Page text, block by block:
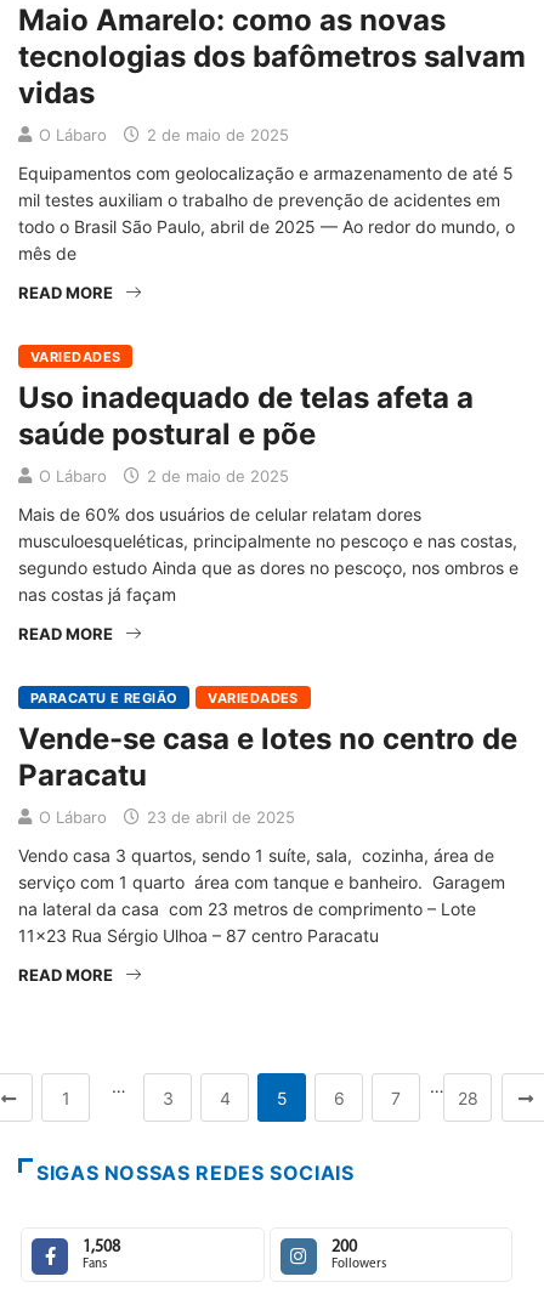
Maio Amarelo: como as novas
tecnologias dos bafômetros salvam
vidas
O Lábaro 2 de maio de 2025
Equipamentos com geolocalização e armazenamento de até 5
mil testes auxiliam o trabalho de prevenção de acidentes em
todo o Brasil São Paulo, abril de 2025 — Ao redor do mundo, o
mês de
READ MORE
VARIEDADES
Uso inadequado de telas afeta a
saúde postural e põe
O Lábaro 2 de maio de 2025
Mais de 60% dos usuários de celular relatam dores
musculoesqueléticas, principalmente no pescoço e nas costas,
segundo estudo Ainda que as dores no pescoço, nos ombros e
nas costas já façam
READ MORE
PARACATU E REGIÃO VARIEDADES
Vende-se casa e lotes no centro de
Paracatu
O Lábaro 23 de abril de 2025
Vendo casa 3 quartos, sendo 1 suíte, sala, cozinha, área de
serviço com 1 quarto área com tanque e banheiro. Garagem
na lateral da casa com 23 metros de comprimento – Lote
11×23 Rua Sérgio Ulhoa – 87 centro Paracatu
READ MORE
1
…
3 4 5 6 7
…
28
SIGAS NOSSAS REDES SOCIAIS
1,508
Fans
200
Followers